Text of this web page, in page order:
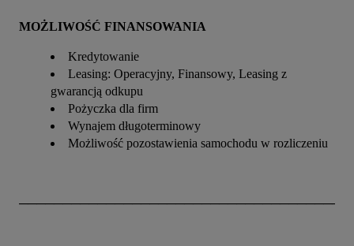
MOŻLIWOŚĆ FINANSOWANIA
Kredytowanie
Leasing: Operacyjny, Finansowy, Leasing z
gwarancją odkupu
Pożyczka dla firm
Wynajem długoterminowy
Możliwość pozostawienia samochodu w rozliczeniu